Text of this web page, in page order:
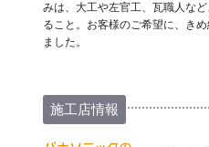
みは、大工や左官工、瓦職人な
ること。お客様のご希望に、き
ました。
施工店情報